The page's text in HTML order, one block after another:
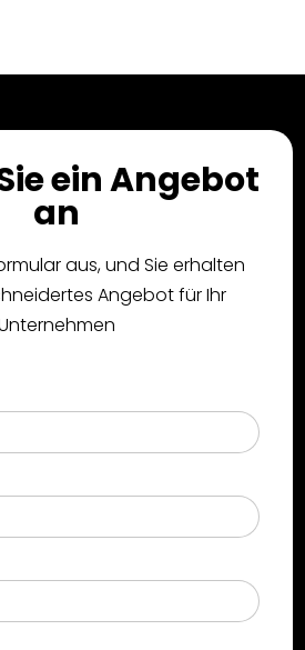
ein Angebot
an
aus, und Sie erhalten
Angebot für Ihr